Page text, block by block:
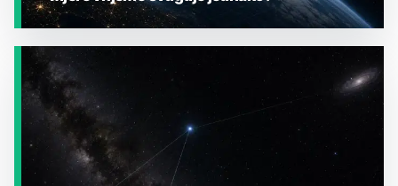
JESTE LI ZNALI?